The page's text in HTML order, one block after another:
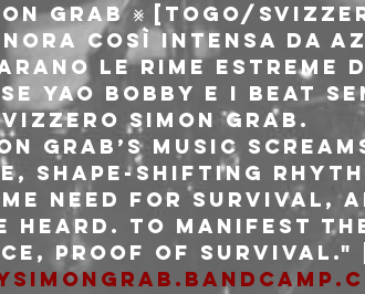
GRAB ⨳ [togo/
così intensa da
le rime estreme
Bobby e i beat
Simon Grab.
Grab’s music
shape-shifting
need for survival,
heard. To manifest
proof of survival."